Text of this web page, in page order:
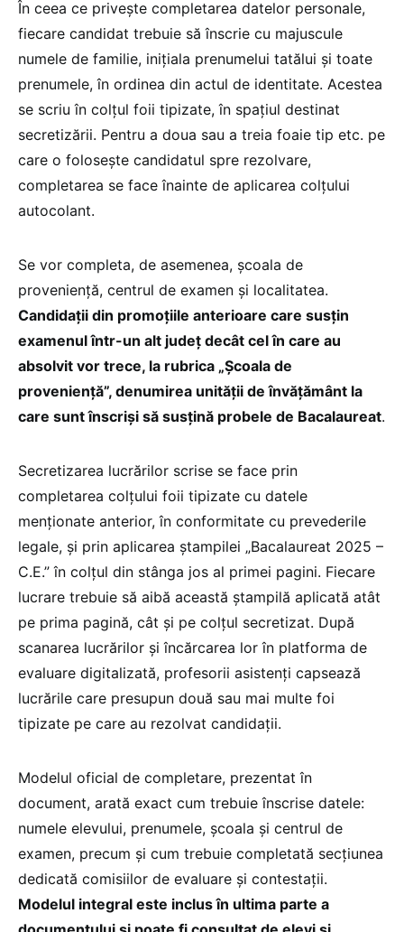
În ceea ce privește completarea datelor personale,
fiecare candidat trebuie să înscrie cu majuscule
numele de familie, inițiala prenumelui tatălui și toate
prenumele, în ordinea din actul de identitate. Acestea
se scriu în colțul foii tipizate, în spațiul destinat
secretizării. Pentru a doua sau a treia foaie tip etc. pe
care o folosește candidatul spre rezolvare,
completarea se face înainte de aplicarea colțului
autocolant.
Se vor completa, de asemenea, școala de
proveniență, centrul de examen și localitatea.
Candidații din promoțiile anterioare care susțin
examenul într-un alt județ decât cel în care au
absolvit vor trece, la rubrica „Școala de
proveniență”, denumirea unității de învățământ la
care sunt înscriși să susțină probele de Bacalaureat.
Secretizarea lucrărilor scrise se face prin
completarea colțului foii tipizate cu datele
menționate anterior, în conformitate cu prevederile
legale, și prin aplicarea ștampilei „Bacalaureat 2025 –
C.E.” în colțul din stânga jos al primei pagini. Fiecare
lucrare trebuie să aibă această ștampilă aplicată atât
pe prima pagină, cât și pe colțul secretizat. După
scanarea lucrărilor și încărcarea lor în platforma de
evaluare digitalizată, profesorii asistenți capsează
lucrările care presupun două sau mai multe foi
tipizate pe care au rezolvat candidații.
Modelul oficial de completare, prezentat în
document, arată exact cum trebuie înscrise datele:
numele elevului, prenumele, școala și centrul de
examen, precum și cum trebuie completată secțiunea
dedicată comisiilor de evaluare și contestații.
Modelul integral este inclus în ultima parte a